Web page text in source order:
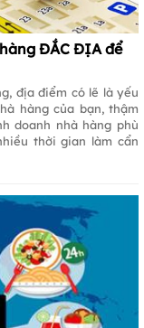
ĐẮC ĐỊA để
địa điểm có lẽ là yếu
hàng của bạn, thậm
doanh nhà hàng phù
thời gian làm cẩn